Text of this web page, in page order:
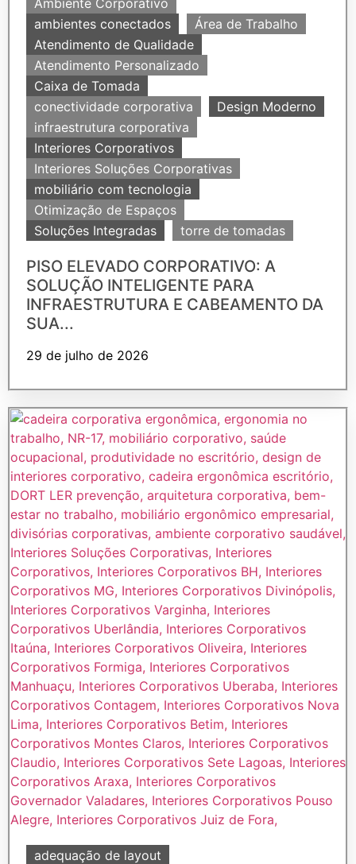
Ambiente Corporativo
ambientes conectados
Área de Trabalho
Atendimento de Qualidade
Atendimento Personalizado
Caixa de Tomada
conectividade corporativa
Design Moderno
infraestrutura corporativa
Interiores Corporativos
Interiores Soluções Corporativas
mobiliário com tecnologia
Otimização de Espaços
Soluções Integradas
torre de tomadas
PISO ELEVADO CORPORATIVO: A
SOLUÇÃO INTELIGENTE PARA
INFRAESTRUTURA E CABEAMENTO DA
SUA...
29 de julho de 2026
adequação de layout